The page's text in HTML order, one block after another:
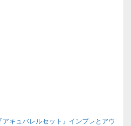
キュバレルセット』インプレとアウ